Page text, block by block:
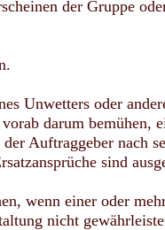
der Gruppe
Unwetters oder
darum bemühen,
Auftraggeber nach
sind
wenn einer oder
nicht